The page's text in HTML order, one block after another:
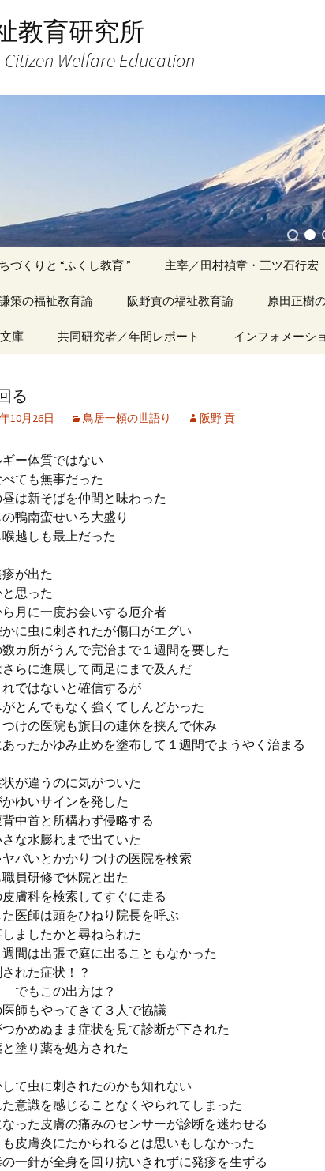
教育研究所
Welfare Education
づくりと “ふくし教育 ” 主宰／田村禎章・三ツ石行宏
策の福祉教育論
イブ（１）
イブ（４）
カイブ（５）
路紀行文
阪野貢の福祉教育論
アーカイブ（１）
社会福祉セミナー
原田正樹
アーカイ
庫 共同研究者／年間レポート インフォメーシ
る
10月26日 鳥居一頼の世語り 阪野 貢
ー体質ではない
ても無事だった
昼は新そばを仲間と味わった
鴨南蛮せいろ大盛り
越しも最上だった
が出た
思った
ら月に一度お会いする厄介者
に虫に刺されたが傷口がエグい
カ所がうんで完治まで１週間を要した
さらに進展して両足にまで及んだ
ではないと確信するが
とんでもなく強くてしんどかった
けの医院も旗日の連休を挟んで休み
ったかゆみ止めを塗布して１週間でようやく治まる
が違うのに気がついた
ゆいサインを発した
中首と所構わず侵略する
な水膨れまで出ていた
ヤバいとかかりつけの医院を検索
職員研修で休院と出た
膚科を検索してすぐに走る
医師は頭をひねり院長を呼ぶ
ましたかと尋ねられた
週間は出張で庭に出ることもなかった
れた症状！？
でもこの出方は？
師もやってきて３人で協議
かめぬまま症状を見て診断が下された
塗り薬を処方された
して虫に刺されたのかも知れない
意識を感じることなくやられてしまった
った皮膚の痛みのセンサーが診断を迷わせる
も皮膚炎にたかられるとは思いもしなかった
一針が全身を回り抗いきれずに発疹を生ずる